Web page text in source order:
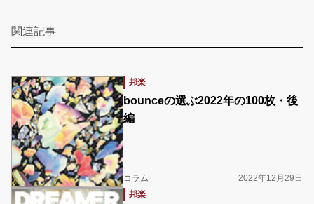
関連記事
邦楽
bounceの選ぶ2022年の100枚・後
編
コラム
2022年12月29日
邦楽